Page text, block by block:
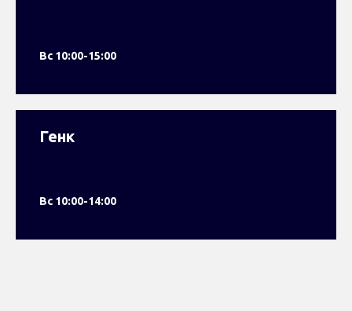
Вс 10:00-15:00
Генк
Вс 10:00-14:00